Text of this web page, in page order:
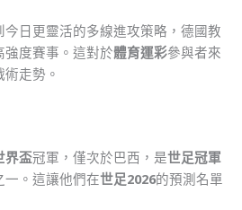
日更靈活的多線進攻策略，德國教
度賽事。這對於體育運彩參與者來
走勢。
界盃冠軍，僅次於巴西，是世足冠軍
一。這讓他們在世足2026的預測名單